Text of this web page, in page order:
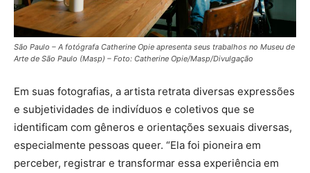
São Paulo – A fotógrafa Catherine Opie apresenta seus trabalhos no Museu de
Arte de São Paulo (Masp) – Foto: Catherine Opie/Masp/Divulgação
Em suas fotografias, a artista retrata diversas expressões
e subjetividades de indivíduos e coletivos que se
identificam com gêneros e orientações sexuais diversas,
especialmente pessoas queer. “Ela foi pioneira em
perceber, registrar e transformar essa experiência em